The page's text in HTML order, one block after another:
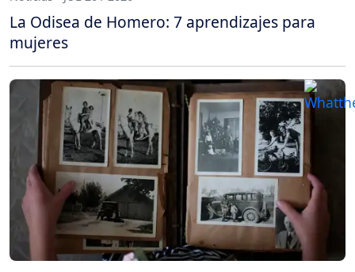
La Odisea de Homero: 7 aprendizajes para
mujeres